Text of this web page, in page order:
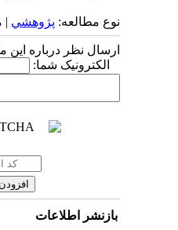
نوع مطالعه:پژوهشي|
ارسال نظر درباره این
الکترونیک شما:
بازنشر اطلاعات